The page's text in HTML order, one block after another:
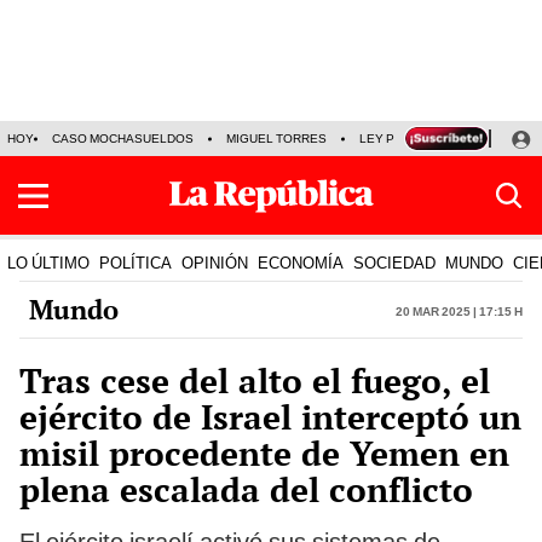
HOY CASO MOCHASUELDOS MIGUEL TORRES LEY PULPÍN PRECIO DEL
LO ÚLTIMO POLÍTICA OPINIÓN ECONOMÍA SOCIEDAD MUNDO
Mundo 20 Mar 2025 | 17:15 h
Tras cese del alto el fuego, el
ejército de Israel interceptó un
misil procedente de Yemen en
plena escalada del conflicto